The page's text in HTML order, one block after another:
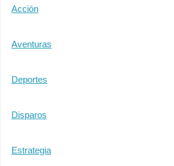
Acción
Aventuras
Deportes
Disparos
Estrategia